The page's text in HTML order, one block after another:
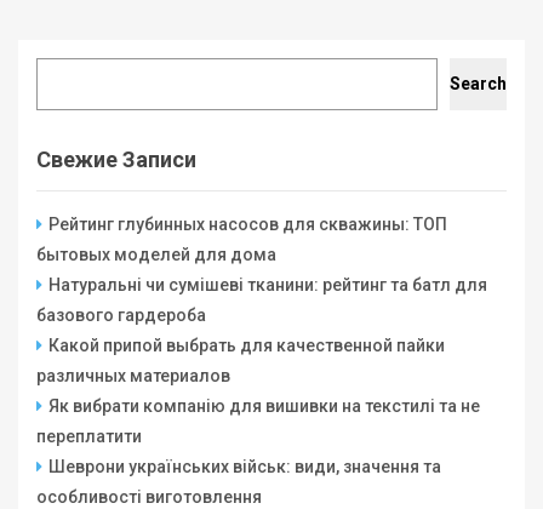
Search
Свежие Записи
Рейтинг глубинных насосов для скважины: ТОП
бытовых моделей для дома
Натуральні чи сумішеві тканини: рейтинг та батл для
базового гардероба
Какой припой выбрать для качественной пайки
различных материалов
Як вибрати компанію для вишивки на текстилі та не
переплатити
Шеврони українських військ: види, значення та
особливості виготовлення